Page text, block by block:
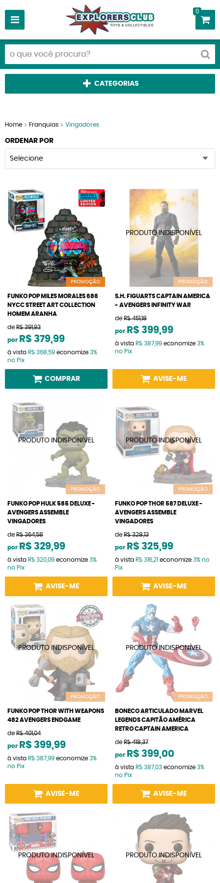
0
CATEGORIAS
Home Franquias Vingadores
ORDENAR POR
Selecione
PROMOÇÃO
FUNKO POP MILES MORALES 686
NYCC STREET ART COLLECTION
HOMEM ARANHA
de R$ 391,93
por R$ 379,99
à vista R$ 368,59 economize 3%
no Pix
COMPRAR
PROMOÇÃO
S.H. FIGUARTS CAPTAIN AMERICA
- AVENGERS INFINITY WAR
de R$ 451,18
por R$ 399,99
à vista R$ 387,99 economize 3%
no Pix
AVISE-ME
PROMOÇÃO
FUNKO POP HULK 585 DELUXE -
AVENGERS ASSEMBLE
VINGADORES
de R$ 364,58
por R$ 329,99
à vista R$ 320,09 economize 3%
no Pix
AVISE-ME
PROMOÇÃO
FUNKO POP THOR 587 DELUXE -
AVENGERS ASSEMBLE
VINGADORES
de R$ 328,13
por R$ 325,99
à vista R$ 316,21 economize 3% no
Pix
AVISE-ME
PROMOÇÃO
FUNKO POP THOR WITH WEAPONS
482 AVENGERS ENDGAME
de R$ 401,04
por R$ 399,99
à vista R$ 387,99 economize 3%
no Pix
AVISE-ME
PROMOÇÃO
BONECO ARTICULADO MARVEL
LEGENDS CAPITÃO AMÉRICA
RETRO CAPTAIN AMERICA
de R$ 418,37
por R$ 399,00
à vista R$ 387,03 economize 3%
no Pix
AVISE-ME